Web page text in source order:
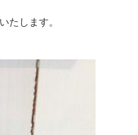
たします。